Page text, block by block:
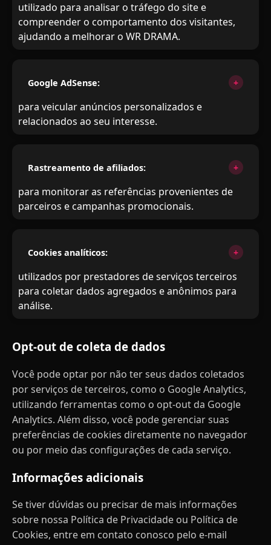
utilizado para analisar o tráfego do site e
compreender o comportamento dos visitantes,
ajudando a melhorar o WR DRAMA.
Google AdSense:
para veicular anúncios personalizados e
relacionados ao seu interesse.
Rastreamento de afiliados:
para monitorar as referências provenientes de
parceiros e campanhas promocionais.
Cookies analíticos:
utilizados por prestadores de serviços terceiros
para coletar dados agregados e anônimos para
análise.
Opt-out de coleta de dados
Você pode optar por não ter seus dados coletados
por serviços de terceiros, como o Google Analytics,
utilizando ferramentas como o opt-out da Google
Analytics. Além disso, você pode gerenciar suas
preferências de cookies diretamente no navegador
ou por meio das configurações de cada serviço.
Informações adicionais
Se tiver dúvidas ou precisar de mais informações
sobre nossa Política de Privacidade ou Política de
Cookies, entre em contato conosco pelo e-mail